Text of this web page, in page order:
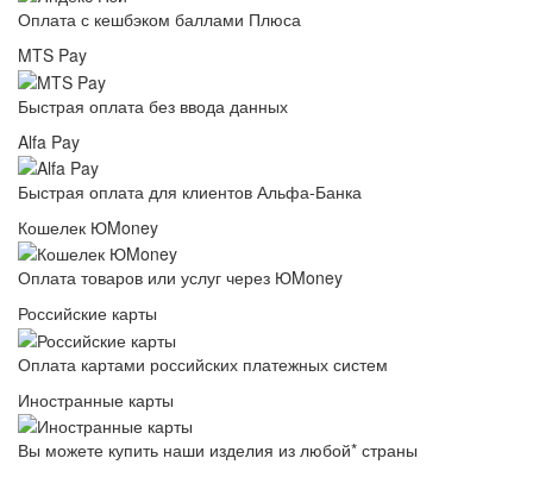
Оплата с кешбэком баллами Плюса
MTS Pay
Быстрая оплата без ввода данных
Alfa Pay
Быстрая оплата для клиентов Альфа-Банка
Кошелек ЮMoney
Оплата товаров или услуг через ЮMoney
Российские карты
Оплата картами российских платежных систем
Иностранные карты
Вы можете купить наши изделия из любой* страны